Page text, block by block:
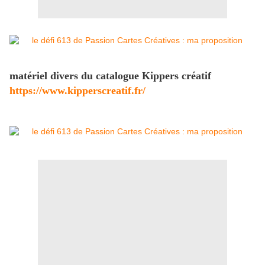
matériel divers du catalogue Kippers créatif
https://www.kipperscreatif.fr/